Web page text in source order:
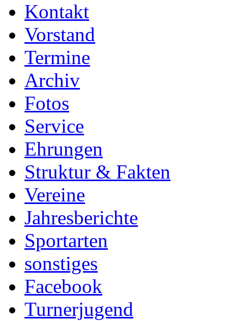
Kontakt
Vorstand
Termine
Archiv
Fotos
Service
Ehrungen
Struktur & Fakten
Vereine
Jahresberichte
Sportarten
sonstiges
Facebook
Turnerjugend